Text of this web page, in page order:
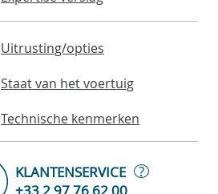
Uitrusting/opties
Staat van het voertuig
Technische kenmerken
KLANTENSERVICE
?